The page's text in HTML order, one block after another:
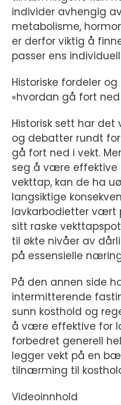
individer avhengig
metabolisme,
er derfor viktig å
passer ens
Historiske fordeler
«hvordan gå fort
Historisk sett har
og debatter rundt
gå fort ned i vekt.
seg å være effektive
vekttap, kan de ha
langsiktige
lavkarbodietter vært
sitt raske
til økte nivåer av
på essensielle
På den annen side
intermitterende
sunn kosthold og
å være effektive for
forbedret generell
legger vekt på en
tilnærming til
Videoinnhold